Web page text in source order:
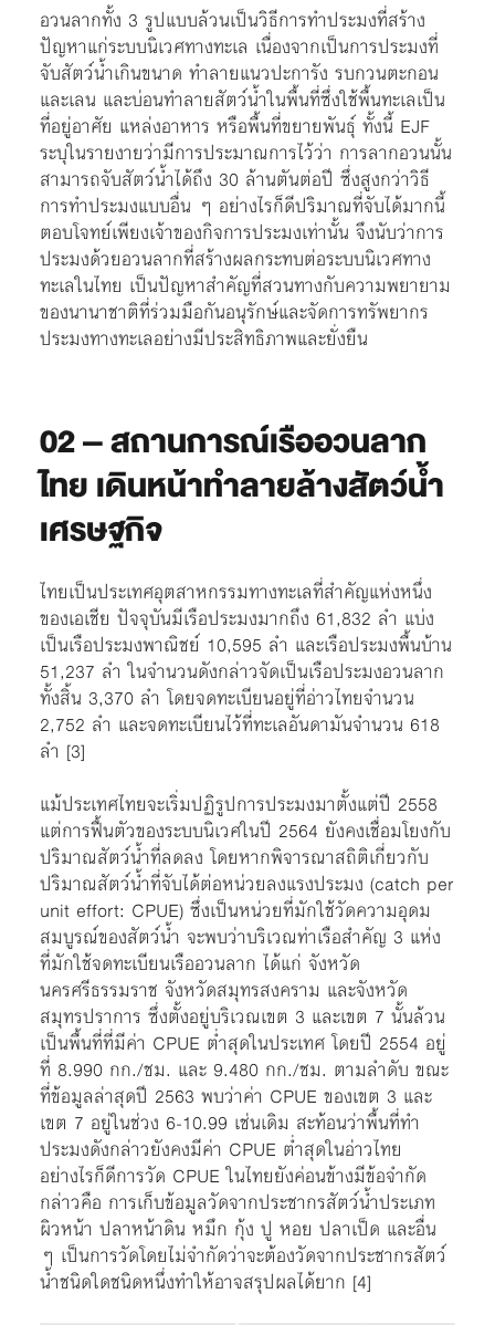
อวนลากทั้ง 3 รูปแบบล้วนเป็นวิธีการทำประมงที่สร้าง
ปัญหาแก่ระบบนิเวศทางทะเล เนื่องจากเป็นการประมงที่
จับสัตว์น้ำเกินขนาด ทำลายแนวปะการัง รบกวนตะกอน
และเลน และบ่อนทำลายสัตว์น้ำในพื้นที่ซึ่งใช้พื้นทะเลเป็น
ที่อยู่อาศัย แหล่งอาหาร หรือพื้นที่ขยายพันธุ์ ทั้งนี้ EJF
ระบุในรายงายว่ามีการประมาณการไว้ว่า การลากอวนนั้น
สามารถจับสัตว์น้ำได้ถึง 30 ล้านตันต่อปี ซึ่งสูงกว่าวิธี
การทำประมงแบบอื่น ๆ อย่างไรก็ดีปริมาณที่จับได้มากนี้
ตอบโจทย์เพียงเจ้าของกิจการประมงเท่านั้น จึงนับว่าการ
ประมงด้วยอวนลากที่สร้างผลกระทบต่อระบบนิเวศทาง
ทะเลในไทย เป็นปัญหาสำคัญที่สวนทางกับความพยายาม
ของนานาชาติที่ร่วมมือกันอนุรักษ์และจัดการทรัพยากร
ประมงทางทะเลอย่างมีประสิทธิภาพและยั่งยืน
02 – สถานการณ์เรืออวนลาก
ไทย เดินหน้าทำลายล้างสัตว์น้ำ
เศรษฐกิจ
ไทยเป็นประเทศอุตสาหกรรมทางทะเลที่สำคัญแห่งหนึ่ง
ของเอเชีย ปัจจุบันมีเรือประมงมากถึง 61,832 ลำ แบ่ง
เป็นเรือประมงพาณิชย์ 10,595 ลำ และเรือประมงพื้นบ้าน
51,237 ลำ ในจำนวนดังกล่าวจัดเป็นเรือประมงอวนลาก
ทั้งสิ้น 3,370 ลำ โดยจดทะเบียนอยู่ที่อ่าวไทยจำนวน
2,752 ลำ และจดทะเบียนไว้ที่ทะเลอันดามันจำนวน 618
ลำ [3]
แม้ประเทศไทยจะเริ่มปฏิรูปการประมงมาตั้งแต่ปี 2558
แต่การฟื้นตัวของระบบนิเวศในปี 2564 ยังคงเชื่อมโยงกับ
ปริมาณสัตว์น้ำที่ลดลง โดยหากพิจารณาสถิติเกี่ยวกับ
ปริมาณสัตว์น้ำที่จับได้ต่อหน่วยลงแรงประมง (catch per
unit effort: CPUE) ซึ่งเป็นหน่วยที่มักใช้วัดความอุดม
สมบูรณ์ของสัตว์น้ำ จะพบว่าบริเวณท่าเรือสำคัญ 3 แห่ง
ที่มักใช้จดทะเบียนเรืออวนลาก ได้แก่ จังหวัด
นครศรีธรรมราช จังหวัดสมุทรสงคราม และจังหวัด
สมุทรปราการ ซึ่งตั้งอยู่บริเวณเขต 3 และเขต 7 นั้นล้วน
เป็นพื้นที่ที่มีค่า CPUE ต่ำสุดในประเทศ โดยปี 2554 อยู่
ที่ 8.990 กก./ชม. และ 9.480 กก./ชม. ตามลำดับ ขณะ
ที่ข้อมูลล่าสุดปี 2563 พบว่าค่า CPUE ของเขต 3 และ
เขต 7 อยู่ในช่วง 6-10.99 เช่นเดิม สะท้อนว่าพื้นที่ทำ
ประมงดังกล่าวยังคงมีค่า CPUE ต่ำสุดในอ่าวไทย
อย่างไรก็ดีการวัด CPUE ในไทยยังค่อนข้างมีข้อจำกัด
กล่าวคือ การเก็บข้อมูลวัดจากประชากรสัตว์น้ำประเภท
ผิวหน้า ปลาหน้าดิน หมึก กุ้ง ปู หอย ปลาเป็ด และอื่น
ๆ เป็นการวัดโดยไม่จำกัดว่าจะต้องวัดจากประชากรสัตว์
น้ำชนิดใดชนิดหนึ่งทำให้อาจสรุปผลได้ยาก [4]